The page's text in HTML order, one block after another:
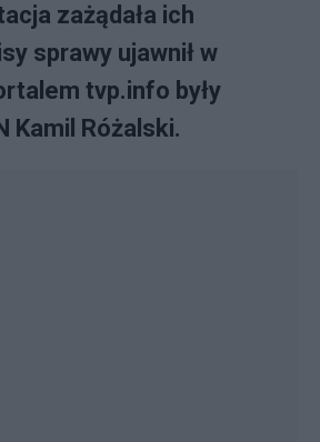
zażądała ich
sprawy ujawnił w
tvp.info były
Kamil Różalski.